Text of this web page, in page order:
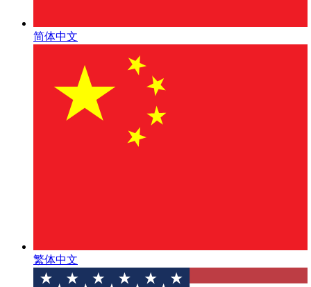
简体中文
繁体中文